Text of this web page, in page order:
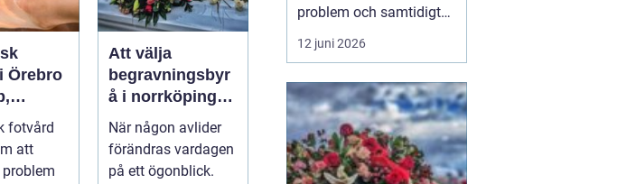
Örebro
och
fotvård
att
Att välja
begravningsbyr
å i norrköping
trygghet, stöd
och praktisk
hjälp
När någon avlider
förändras vardagen
på ett ögonblick.
problem och samtidigt
förebygga framtida
besvär. För många i och
starkt kopplade till
vardagen: promenader,
arbete, träning och fritid.
När fötterna gör ont
12 juni 2026